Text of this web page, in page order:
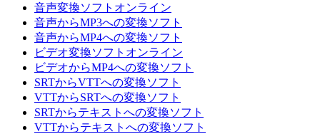
音声変換ソフトオンライン
音声からMP3への変換ソフト
音声からMP4への変換ソフト
ビデオ変換ソフトオンライン
ビデオからMP4への変換ソフト
SRTからVTTへの変換ソフト
VTTからSRTへの変換ソフト
SRTからテキストへの変換ソフト
VTTからテキストへの変換ソフト